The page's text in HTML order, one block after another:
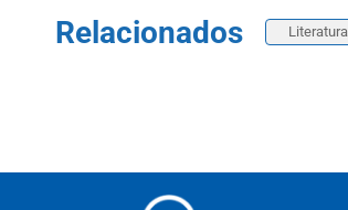
Relacionados Literatura